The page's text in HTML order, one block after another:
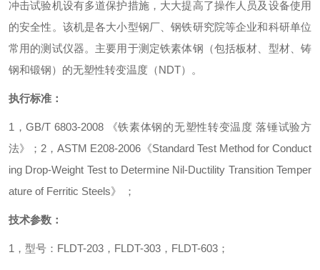
冲击试验机设有多道保护措施，大大提高了操作人员及设备使用
的安全性。该机是各大小型钢厂、钢铁研究院等企业和科研单位
常用的测试仪器。主要用于测定铁素体钢（包括板材、型材、铸
钢和锻钢）的无塑性转变温度 （NDT） 。
执行标准：
1，GB/T 6803-2008 《铁素体钢的无塑性转变温度 落锤试验方
法》
； 2，ASTM E208-2006《Standard Test Method for Conduct
ing Drop-Weight Test to Determine Nil-Ductility Transition Temper
ature of Ferritic Steels》
；
技术参数：
1，型号：FLDT-203，FLDT-303，FLDT-603 ；